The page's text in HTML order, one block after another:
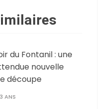
du Fontanil : une
nouvelle
découpe
ANS